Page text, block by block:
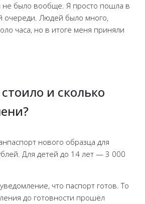
было вообще. Я просто пошла в
очереди. Людей было много,
часа, но в итоге меня приняли
и сколько
нового образца для
Для детей до 14 лет — 3 000
что паспорт готов. То
до готовности прошёл